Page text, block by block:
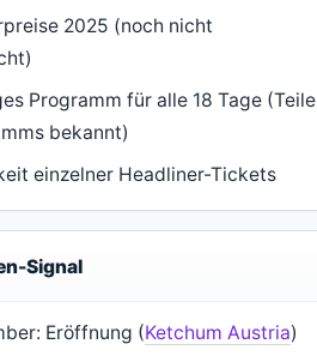
2025 (noch nicht
Programm für alle 18 Tage (Teile
bekannt)
einzelner Headliner-Tickets
Signal
Eröffnung (Ketchum Austria)